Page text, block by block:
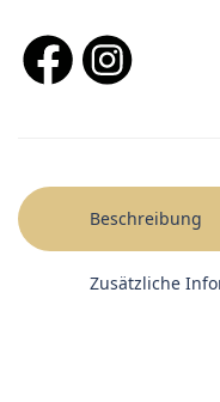
Beschreibung
Zusätzliche